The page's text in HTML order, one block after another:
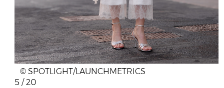
© SPOTLIGHT/LAUNCHMETRICS
5 / 20